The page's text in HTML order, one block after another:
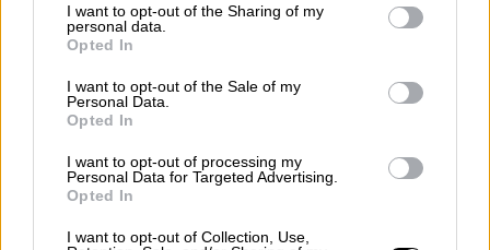
not limited to your visit or usage behaviour. You may click to
grant or deny consent to Google and its third-party tags to
use your data for below specified purposes in below Google
consent section.
I want to opt-out of the Sharing of my
personal data.
Opted In
I want to opt-out of the Sale of my
Personal Data.
Opted In
I want to opt-out of processing my
Personal Data for Targeted Advertising.
Opted In
I want to opt-out of Collection, Use,
«Σας ευχαριστώ θερμά για τα μηνύματα
στήριξης και αγάπης προς το κίνημά μας.
Καθημερινά γινόμαστε όλο και περισσότεροι
και αυτό τους τρομάζει πολύ. Έτσι
μηχανεύονται διάφορα
περισσότερα αλλά ούτε να μας αναχαιτίσουν